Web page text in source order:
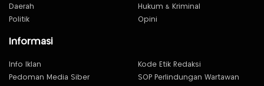
Daerah
Hukum & Kriminal
Politik
Opini
Informasi
Info Iklan
Kode Etik Redaksi
Pedoman Media Siber
SOP Perlindungan Wartawan